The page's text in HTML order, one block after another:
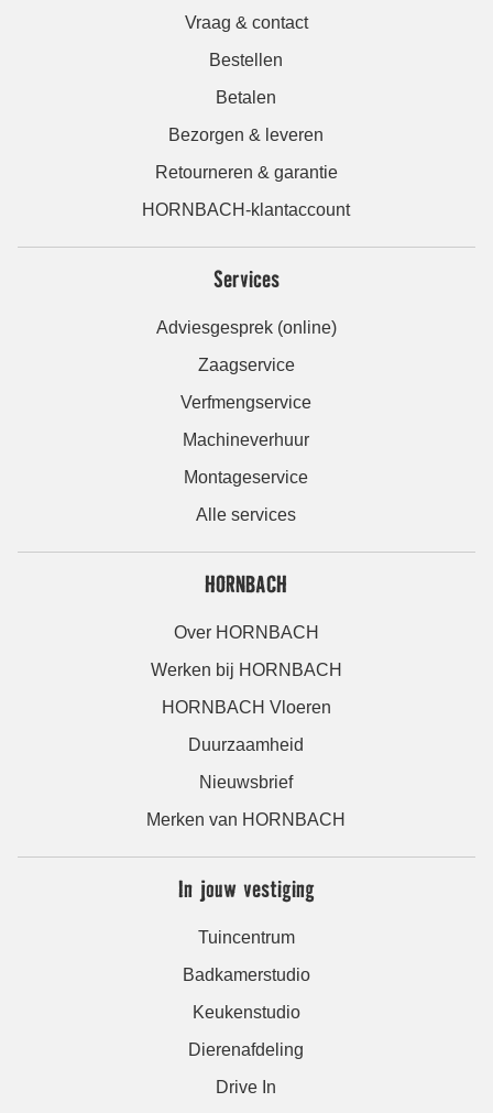
Vraag & contact
Bestellen
Betalen
Bezorgen & leveren
Retourneren & garantie
HORNBACH-klantaccount
Services
Adviesgesprek (online)
Zaagservice
Verfmengservice
Machineverhuur
Montageservice
Alle services
HORNBACH
Over HORNBACH
Werken bij HORNBACH
HORNBACH Vloeren
Duurzaamheid
Nieuwsbrief
Merken van HORNBACH
In jouw vestiging
Tuincentrum
Badkamerstudio
Keukenstudio
Dierenafdeling
Drive In